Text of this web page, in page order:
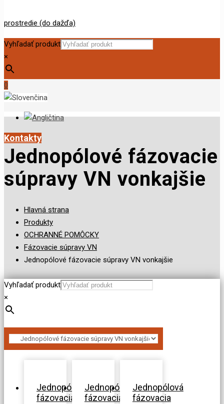
Vyhľadať produkt
×
0
Kontakty
Jednopólové fázovacie
súpravy VN vonkajšie
Hlavná strana
Produkty
OCHRANNÉ POMÔCKY
Fázovacie súpravy VN
Jednopólové fázovacie súpravy VN vonkajšie
Vyhľadať produkt
×
Jednopólová
fázovacia
Jednopólová
fázovacia
Jednopólová
fázovacia